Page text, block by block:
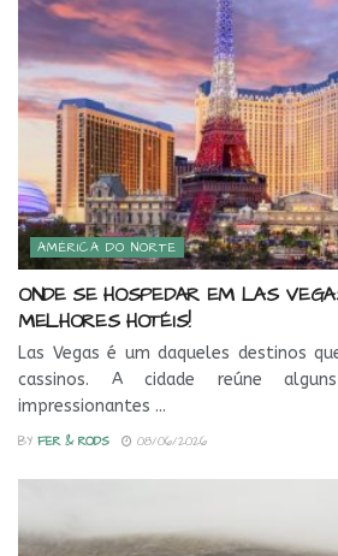
AMÉRICA DO NORTE
ONDE SE HOSPEDAR EM LAS
MELHORES HOTÉIS!
Las Vegas é um daqueles destinos
cassinos. A cidade reúne
impressionantes ...
BY FER & RODS 08/06/2026